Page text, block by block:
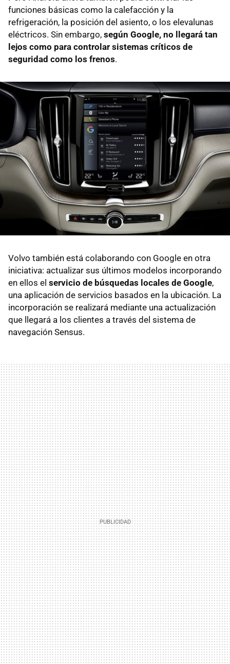
funciones básicas como la calefacción y la
refrigeración, la posición del asiento, o los elevalunas
eléctricos. Sin embargo, según Google, no llegará tan
lejos como para controlar sistemas críticos de
seguridad como los frenos.
Volvo también está colaborando con Google en otra
iniciativa: actualizar sus últimos modelos incorporando
en ellos el servicio de búsquedas locales de Google,
una aplicación de servicios basados en la ubicación. La
incorporación se realizará mediante una actualización
que llegará a los clientes a través del sistema de
navegación Sensus.